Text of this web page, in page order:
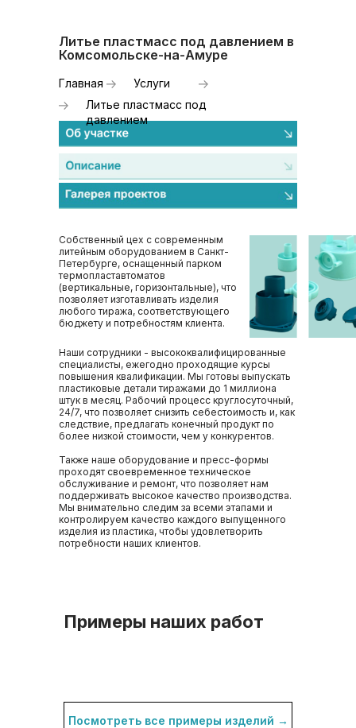
Литье пластмасс под давлением в
Комсомольске-на-Амуре
Наши сотрудники - высококвалифицированные
специалисты, ежегодно проходящие курсы
повышения квалификации. Мы готовы выпускать
пластиковые детали тиражами до 1 миллиона
штук в месяц. Рабочий процесс круглосуточный,
24/7, что позволяет снизить себестоимость и, как
следствие, предлагать конечный продукт по
более низкой стоимости, чем у конкурентов.
Также наше оборудование и пресс-формы
проходят своевременное техническое
обслуживание и ремонт, что позволяет нам
поддерживать высокое качество производства.
Мы внимательно следим за всеми этапами и
контролируем качество каждого выпущенного
изделия из пластика, чтобы удовлетворить
потребности наших клиентов.
Литье пластмасс под
давлением
Услуги
Главная
Собственный цех с современным
литейным оборудованием в Санкт-
Петербурге, оснащенный парком
термопластавтоматов
(вертикальные, горизонтальные), что
позволяет изготавливать изделия
любого тиража, соответствующего
бюджету и потребностям клиента.
Примеры наших работ
Посмотреть все примеры изделий →